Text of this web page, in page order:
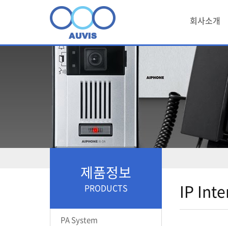
회사소개
제품정보
PRODUCTS
PA System
IP